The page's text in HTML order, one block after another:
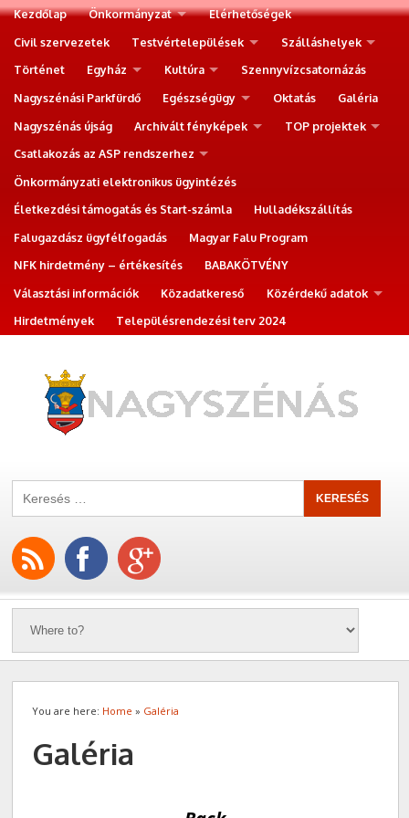
Kezdőlap Önkormányzat
Elérhetőségek
Civil szervezetek
Testvértelepülések
Szálláshelyek
Történet
Egyház Kultúra
Szennyvízcsatornázás
Nagyszénási Parkfürdő
Egészségügy Oktatás
Galéria
Nagyszénás újság
Archivált fényképek
TOP projektek
Csatlakozás az ASP rendszerhez
Önkormányzati elektronikus ügyintézés
Életkezdési támogatás és Start-számla
Hulladékszállítás
Falugazdász ügyfélfogadás
Magyar Falu Program
NFK hirdetmény – értékesítés
BABAKÖTVÉNY
Választási információk
Közadatkereső
Közérdekű adatok
Hirdetmények
Településrendezési terv 2024
You are here: Home » Galéria
Galéria